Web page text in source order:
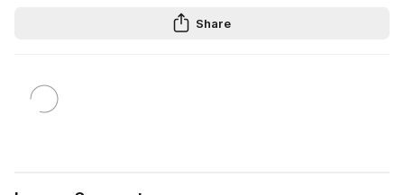
Share